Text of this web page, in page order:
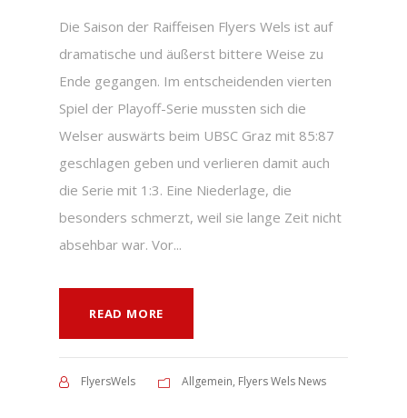
Die Saison der Raiffeisen Flyers Wels ist auf
dramatische und äußerst bittere Weise zu
Ende gegangen. Im entscheidenden vierten
Spiel der Playoff-Serie mussten sich die
Welser auswärts beim UBSC Graz mit 85:87
geschlagen geben und verlieren damit auch
die Serie mit 1:3. Eine Niederlage, die
besonders schmerzt, weil sie lange Zeit nicht
absehbar war. Vor...
READ MORE
FlyersWels Allgemein, Flyers Wels News